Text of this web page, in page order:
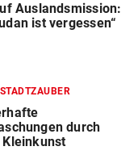
Auslandsmission:
ist vergessen“
durch